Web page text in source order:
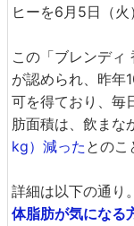
ヒーを6月5日（火
この「ブレンディ
が認められ、昨年
可を得ており、毎
肪面積は、飲まな
kg）減った とのこ
詳細は以下の通り。
体脂肪が気になる